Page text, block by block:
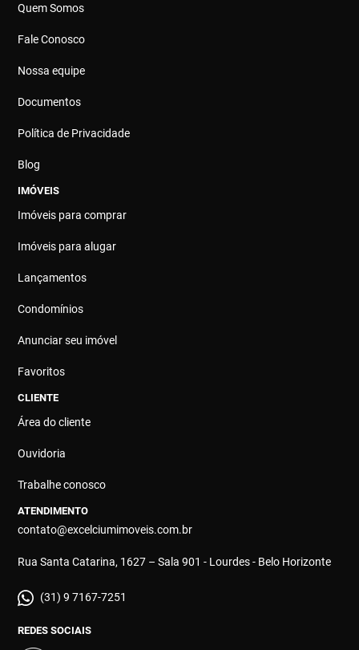
Quem Somos
Fale Conosco
Nossa equipe
Documentos
Política de Privacidade
Blog
IMÓVEIS
Imóveis para comprar
Imóveis para alugar
Lançamentos
Condomínios
Anunciar seu imóvel
Favoritos
CLIENTE
Área do cliente
Ouvidoria
Trabalhe conosco
ATENDIMENTO
contato@excelciumimoveis.com.br
Rua Santa Catarina, 1627 – Sala 901 - Lourdes - Belo Horizonte
(31) 9 7167-7251
REDES SOCIAIS